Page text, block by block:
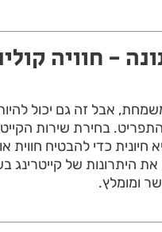
- חוויה
אבל זה גם יכול
בחירת שירות
כדי להבטיח חווית
היתרונות של קייטרינג
ומומלץ.